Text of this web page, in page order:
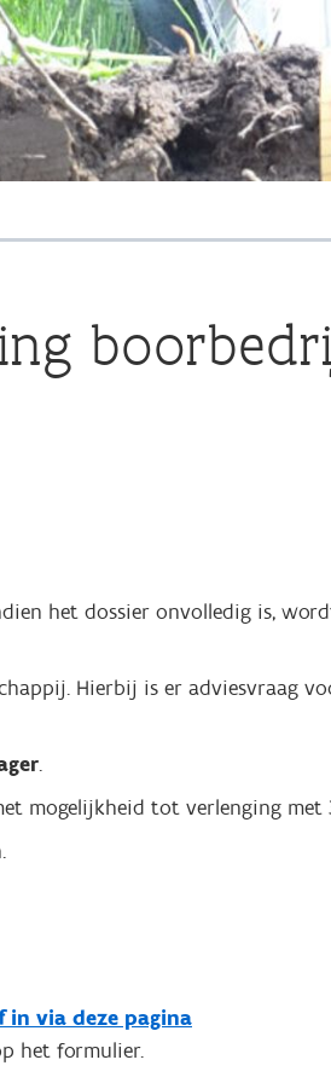
Overslaan
en
naar
de
algemene
inhoud
gaan
het dossier onvolledig is,
Hierbij is er adviesvraag
.
mogelijkheid tot verlenging met
via deze pagina
het formulier.